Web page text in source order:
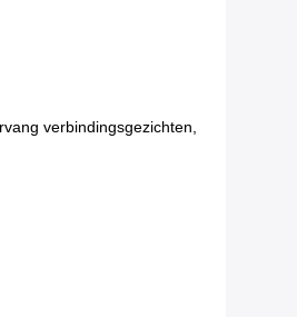
verbindingsgezichten,